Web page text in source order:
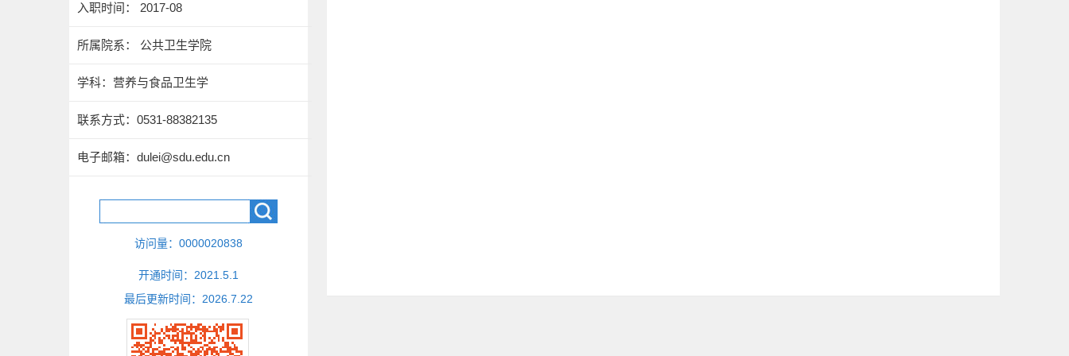
入职时间： 2017-08
所属院系： 公共卫生学院
学科：营养与食品卫生学
联系方式： 0531-88382135
电子邮箱： dulei@sdu.edu.cn
访问量： 0000020838
开通时间： 2021 5 1
最后更新时间： 2026 7 22